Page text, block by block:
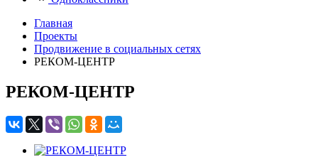
Главная
Проекты
Продвижение в социальных сетях
РЕКОМ-ЦЕНТР
РЕКОМ-ЦЕНТР